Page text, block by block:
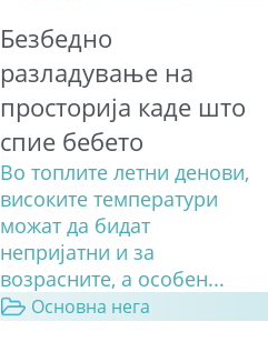
Безбедно
разладување на
просторија каде што
спие бебето
Во топлите летни денови,
високите температури
можат да бидат
непријатни и за
возрасните, а особен...
Основна нега